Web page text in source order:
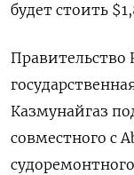
будет стоить
Правительство
Казмунайгаз
совместного с